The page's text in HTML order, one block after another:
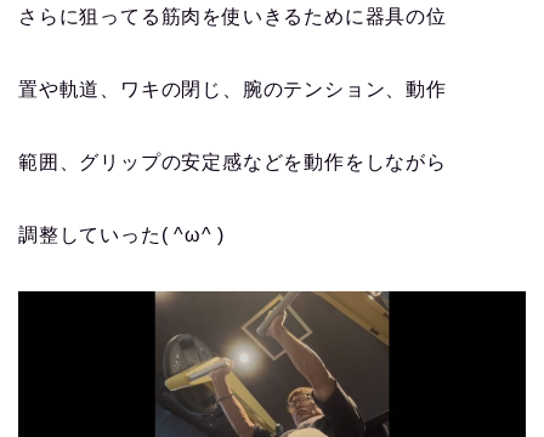
さらに狙ってる筋肉を使いきるために器具の位
置や軌道、ワキの閉じ、腕のテンション、動作
範囲、グリップの安定感などを動作をしながら
調整していった( ^ω^ )